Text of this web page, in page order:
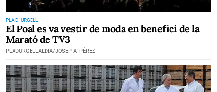
PLA D' URGELL
El Poal es va vestir de moda en benefici de la
Marató de TV3
PLADURGELLALDIA/JOSEP A. PÉREZ